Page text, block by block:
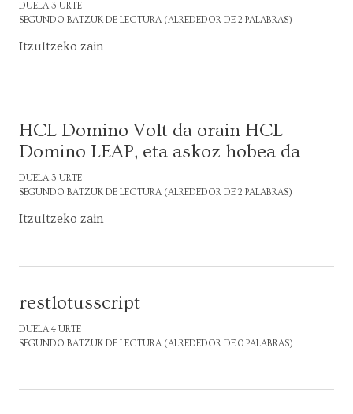
DUELA 3 URTE
SEGUNDO BATZUK DE LECTURA (ALREDEDOR DE 2 PALABRAS)
Itzultzeko zain
HCL Domino Volt da orain HCL
Domino LEAP, eta askoz hobea da
DUELA 3 URTE
SEGUNDO BATZUK DE LECTURA (ALREDEDOR DE 2 PALABRAS)
Itzultzeko zain
restlotusscript
DUELA 4 URTE
SEGUNDO BATZUK DE LECTURA (ALREDEDOR DE 0 PALABRAS)